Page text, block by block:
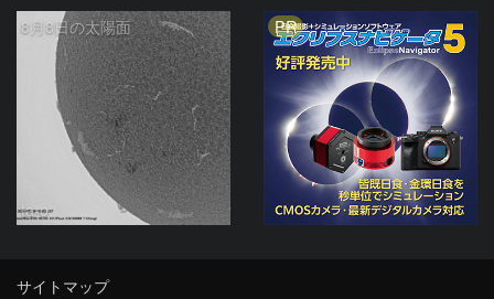
8月8日の太陽面
ta-o
PR
サイトマップ